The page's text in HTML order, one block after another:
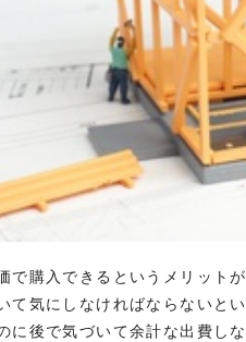
で購入できるというメリット
て気にしなければならないと
に後で気づいて余計な出費し